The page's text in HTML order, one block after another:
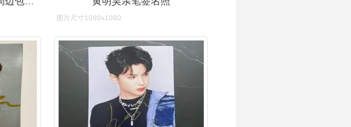
图片尺寸1080x1080